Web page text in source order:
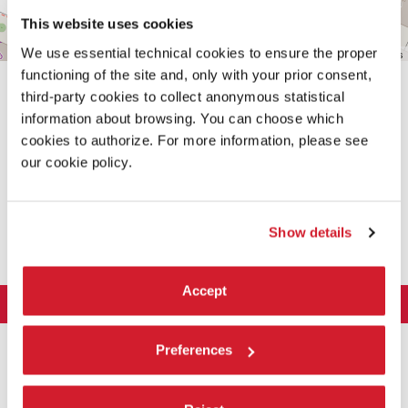
This website uses cookies
We use essential technical cookies to ensure the proper
functioning of the site and, only with your prior consent,
third-party cookies to collect anonymous statistical
information about browsing. You can choose which
cookies to authorize. For more information, please see
our cookie policy.
Show details
Accept
Preferences
Leaflet| ©OpenStreetMapcontributors
Storia
Esposizione
ARCHITETTURA 2027